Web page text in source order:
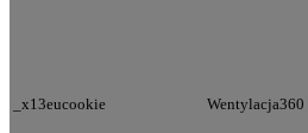
_x13eucookie Wentylacja360